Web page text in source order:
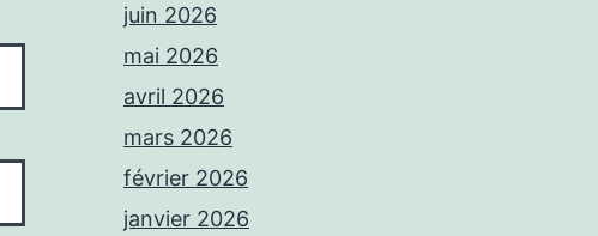
juin 2026
mai 2026
avril 2026
mars 2026
février 2026
janvier 2026